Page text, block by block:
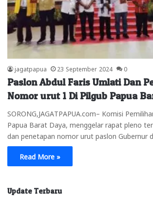
jagatpapua 23 September 2024 0
Paslon Abdul Faris Umlati Dan
Nomor urut 1 Di Pilgub Papua
SORONG,JAGATPAPUA.com– Komisi
Papua Barat Daya, menggelar rapat pleno
dan penetapan nomor urut paslon Gubernur
Read More »
Update Terbaru